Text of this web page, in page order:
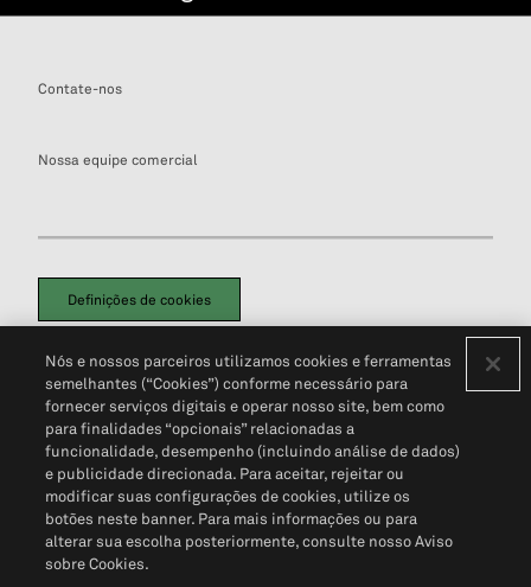
Contate-nos
Nossa equipe comercial
Definições de cookies
Política de PrivacidadePortal de privacidade do cliente (em inglês)
Não Venda Minhas Informações Pessoais© 2026 S&P Global
Nós e nossos parceiros utilizamos cookies e ferramentas
semelhantes (“Cookies”) conforme necessário para
fornecer serviços digitais e operar nosso site, bem como
para finalidades “opcionais” relacionadas a
funcionalidade, desempenho (incluindo análise de dados)
e publicidade direcionada. Para aceitar, rejeitar ou
modificar suas configurações de cookies, utilize os
botões neste banner. Para mais informações ou para
alterar sua escolha posteriormente, consulte nosso Aviso
sobre Cookies.